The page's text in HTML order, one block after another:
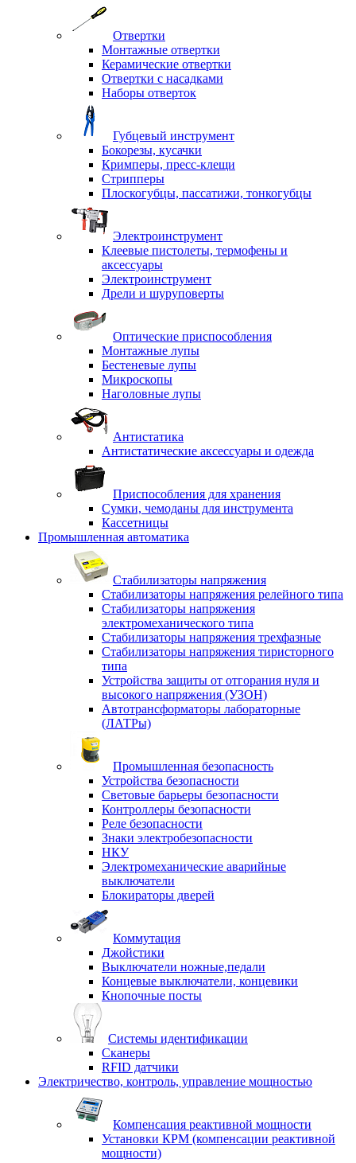
Отвертки
Монтажные отвертки
Керамические отвертки
Отвертки с насадками
Наборы отверток
Губцевый инструмент
Бокорезы, кусачки
Кримперы, пресс-клещи
Стрипперы
Плоскогубцы, пассатижи, тонкогубцы
Электроинструмент
Клеевые пистолеты, термофены и
аксессуары
Электроинструмент
Дрели и шуруповерты
Оптические приспособления
Монтажные лупы
Бестеневые лупы
Микроскопы
Наголовные лупы
Антистатика
Антистатические аксессуары и одежда
Приспособления для хранения
Сумки, чемоданы для инструмента
Кассетницы
Промышленная автоматика
Стабилизаторы напряжения
Стабилизаторы напряжения релейного типа
Стабилизаторы напряжения
электромеханического типа
Стабилизаторы напряжения трехфазные
Стабилизаторы напряжения тиристорного
типа
Устройства защиты от отгорания нуля и
высокого напряжения (УЗОН)
Автотрансформаторы лабораторные
(ЛАТРы)
Промышленная безопасность
Устройства безопасности
Световые барьеры безопасности
Контроллеры безопасности
Реле безопасности
Знаки электробезопасности
НКУ
Электромеханические аварийные
выключатели
Блокираторы дверей
Коммутация
Джойстики
Выключатели ножные,педали
Концевые выключатели, концевики
Кнопочные посты
Системы идентификации
Сканеры
RFID датчики
Электричество, контроль, управление мощностью
Компенсация реактивной мощности
Установки КРМ (компенсации реактивной
мощности)